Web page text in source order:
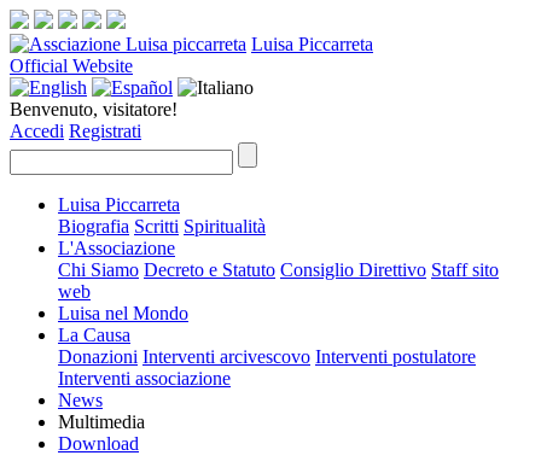
Luisa Piccarreta
Official Website
Benvenuto, visitatore!
Accedi Registrati
Luisa Piccarreta
Biografia Scritti Spiritualità
L'Associazione
Chi Siamo Decreto e Statuto Consiglio Direttivo Staff sito
web
Luisa nel Mondo
La Causa
Donazioni Interventi arcivescovo Interventi postulatore
Interventi associazione
News
Multimedia
Download